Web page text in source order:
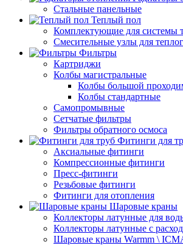
Стальные панельные
Теплый пол
Комплектующие для системы
Смесительные узлы для
Фильтры
Картриджи
Колбы магистральные
Колбы большой
Колбы стандартные
Самопромывные
Сетчатые фильтры
Фильтры обратного осмоса
Фитинги для
Аксиальные фитинги
Компрессионные фитинги
Пресс-фитинги
Резьбовые фитинги
Фитинги для отопления
Шаровые краны
Коллекторы латунные для
Коллекторы латунные с
Шаровые краны Warmm \